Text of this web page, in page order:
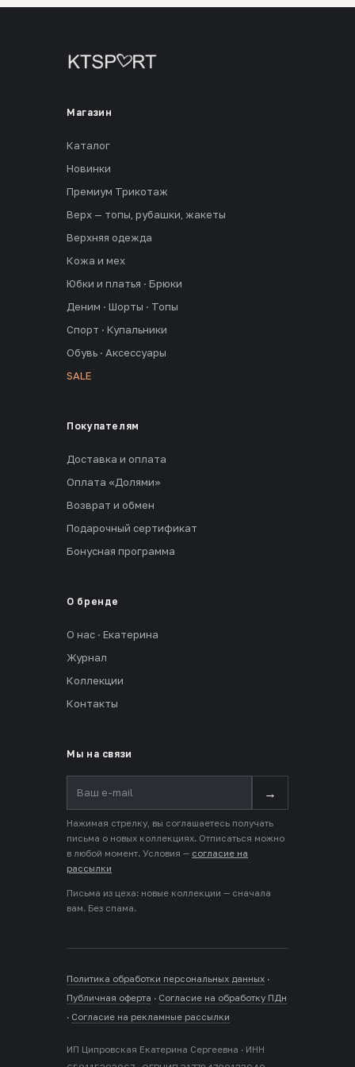
Магазин
Каталог
Новинки
Премиум Трикотаж
Верх — топы, рубашки, жакеты
Верхняя одежда
Кожа и мех
Юбки и платья · Брюки
Деним · Шорты · Топы
Спорт · Купальники
Обувь · Аксессуары
SALE
Покупателям
Доставка и оплата
Оплата «Долями»
Возврат и обмен
Подарочный сертификат
Бонусная программа
О бренде
О нас · Екатерина
Журнал
Коллекции
Контакты
Мы на связи
→
Нажимая стрелку, вы соглашаетесь получать
письма о новых коллекциях. Отписаться можно
в любой момент. Условия — согласие на
рассылки
Письма из цеха: новые коллекции — сначала
вам. Без спама.
Политика обработки персональных данных ·
Публичная оферта · Согласие на обработку ПДн
· Согласие на рекламные рассылки
ИП Ципровская Екатерина Сергеевна · ИНН